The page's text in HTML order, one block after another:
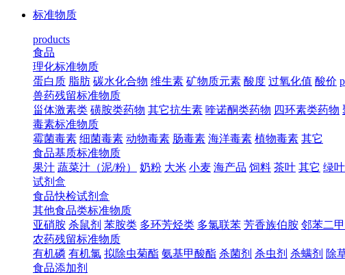
标准物质
products
食品
理化标准物质
蛋白质 脂肪 碳水化合物 维生素 矿物质元素 酸度 过氧化值 酸价
兽药残留标准物质
甾体激素类 磺胺类药物 其它抗生素 喹诺酮类药物 四环素类药物
毒素标准物质
霉菌毒素 细菌毒素 动物毒素 肠毒素 海洋毒素 植物毒素 其它
食品基质标准物质
果汁 蔬菜汁（泥/粉） 奶粉 大米 小麦 海产品 饲料 茶叶 其它 绿
试剂盒
食品快检试剂盒
其他食品类标准物质
亚硝胺 杀鼠剂 苯胺类 多环芳烃类 多氯联苯 芳香族伯胺 邻苯二
农药残留标准物质
有机磷 有机氯 拟除虫菊酯 氨基甲酸酯 杀菌剂 杀虫剂 杀螨剂 除
食品添加剂